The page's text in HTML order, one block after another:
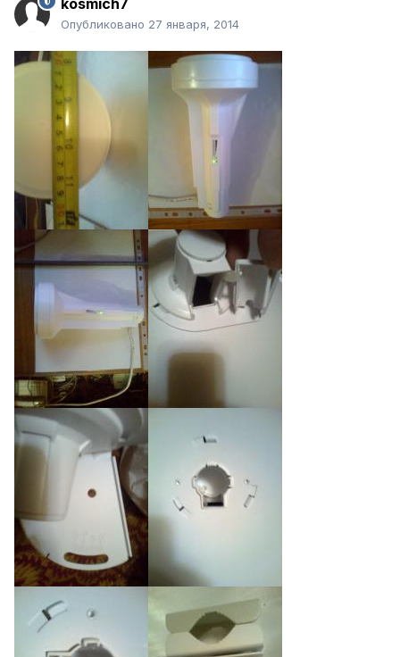
kosmich7
Опубликовано 27 января, 2014